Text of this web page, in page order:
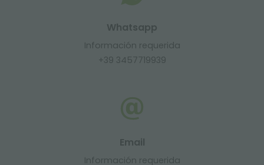
Whatsapp
Información requerida
+39 3457719939
Email
Información requerida